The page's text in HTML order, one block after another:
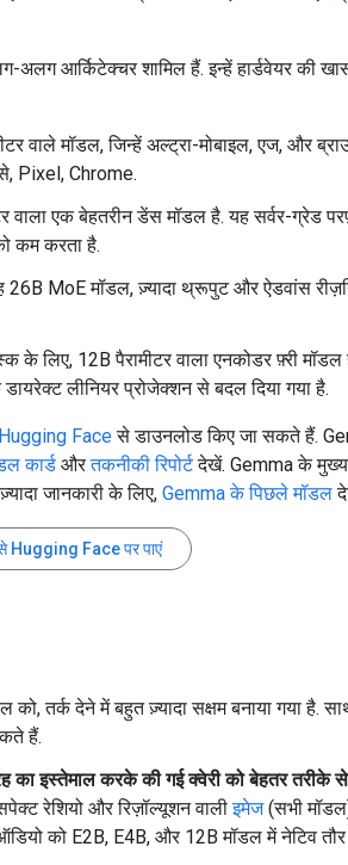
अलग आर्किटेक्चर शामिल हैं. इन्हें हार्डवेयर की
वाले मॉडल, जिन्हें अल्ट्रा-मोबाइल, एज, और
Pixel, Chrome.
वाला एक बेहतरीन डेंस मॉडल है. यह सर्वर-ग्रेड
कम करता है.
26B MoE मॉडल, ज़्यादा थ्रूपुट और ऐडवांस
के लिए, 12B पैरामीटर वाला एनकोडर फ़्री
लीनियर प्रोजेक्शन से बदल दिया गया है.
Hugging Faceसे डाउनलोड किए जा सकते हैं.
कार्ड औरतकनीकी रिपोर्टदेखें. Gemma के मुख्य
जानकारी के लिए, Gemma के पिछले मॉडल
Hugging Face पर पाएं
तर्क देने में बहुत ज़्यादा सक्षम बनाया गया है.
हैं.
का इस्तेमाल करके की गई क्वेरी को बेहतर तरीके
रेशियो और रिज़ॉल्यूशन वालीइमेज(सभी
को E2B, E4B, और 12B मॉडल में नेटिव तौर